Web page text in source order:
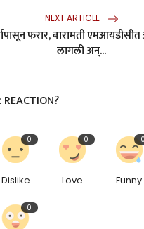
NEXT ARTICLE
फरार, बारामती
लागली अन्...
0
Dislike
0
Love
0
Funny
0